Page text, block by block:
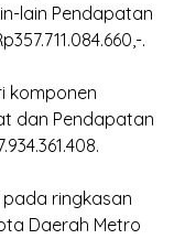
lain Pendapatan
.
komponen
dan Pendapatan
ringkasan
Daerah Metro